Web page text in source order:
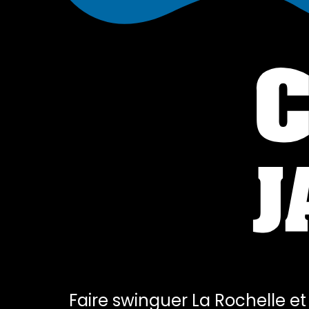
Faire swinguer La Rochelle